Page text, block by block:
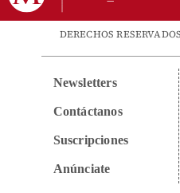
DERECHOS
Newsletters
Contáctanos
Suscripciones
Anúnciate